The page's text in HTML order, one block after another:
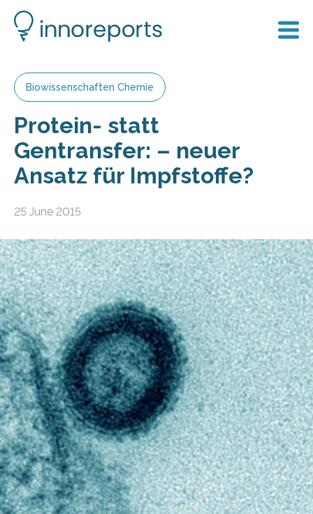
Biowissenschaften Chemie
Protein- statt
Gentransfer: – neuer
Ansatz für Impfstoffe?
25 June 2015